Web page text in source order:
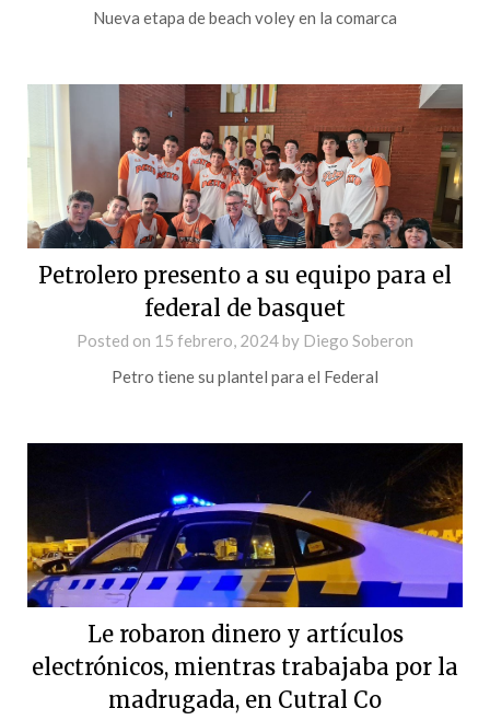
Nueva etapa de beach voley en la comarca
Petrolero presento a su equipo para el
federal de basquet
Posted on 15 febrero, 2024by Diego Soberon
Petro tiene su plantel para el Federal
Le robaron dinero y artículos
electrónicos, mientras trabajaba por la
madrugada, en Cutral Co